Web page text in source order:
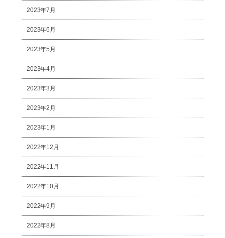
2023年7月
2023年6月
2023年5月
2023年4月
2023年3月
2023年2月
2023年1月
2022年12月
2022年11月
2022年10月
2022年9月
2022年8月